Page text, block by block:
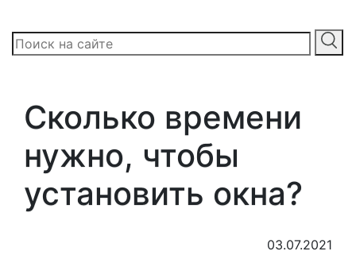
Сколько времени
нужно, чтобы
установить окна?
03.07.2021